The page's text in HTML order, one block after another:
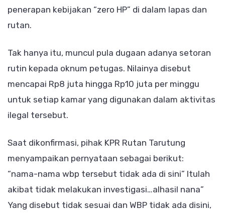
penerapan kebijakan “zero HP” di dalam lapas dan
rutan.
Tak hanya itu, muncul pula dugaan adanya setoran
rutin kepada oknum petugas. Nilainya disebut
mencapai Rp8 juta hingga Rp10 juta per minggu
untuk setiap kamar yang digunakan dalam aktivitas
ilegal tersebut.
Saat dikonfirmasi, pihak KPR Rutan Tarutung
menyampaikan pernyataan sebagai berikut:
“nama-nama wbp tersebut tidak ada di sini” Itulah
akibat tidak melakukan investigasi…alhasil nana”
Yang disebut tidak sesuai dan WBP tidak ada disini,